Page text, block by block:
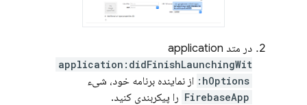
در متد application
application:didFinishLaunchingWit
hOptions:
از نماینده برنامه خود، شیء
FirebaseApp را پیکربندی کنید.